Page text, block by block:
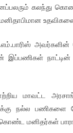
கலந்து
இப்பணிகள்
மாவட்ட
நல்ல
மனிதர்கள்